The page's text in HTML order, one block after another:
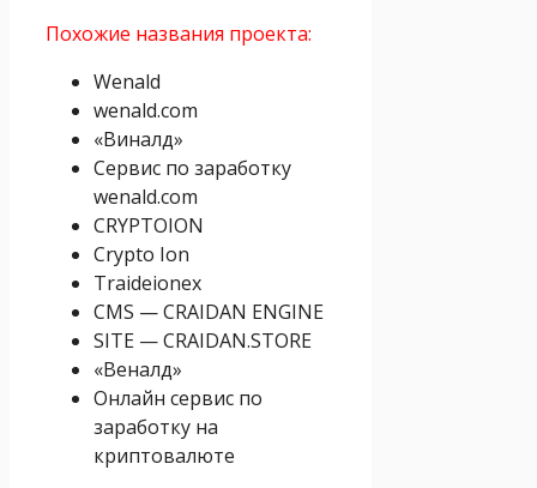
Похожие названия проекта:
Wenald
wenald.com
«Виналд»
Сервис по заработку
wenald.com
CRYPTOION
Crypto Ion
Traideionex
CMS — CRAIDAN ENGINE
SITE — CRAIDAN.STORE
«Веналд»
Онлайн сервис по
заработку на
криптовалюте